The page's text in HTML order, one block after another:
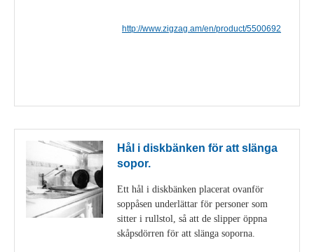
http://www.zigzag.am/en/product/5500692
Hål i diskbänken för att slänga
sopor.
Ett hål i diskbänken placerat ovanför
soppåsen underlättar för personer som
sitter i rullstol, så att de slipper öppna
skåpsdörren för att slänga soporna.